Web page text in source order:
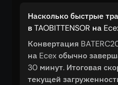
Насколько быстрые
в TAOBITTENSOR на
Конвертация
на Ecex обычно
30 минут. Итоговая
текущей